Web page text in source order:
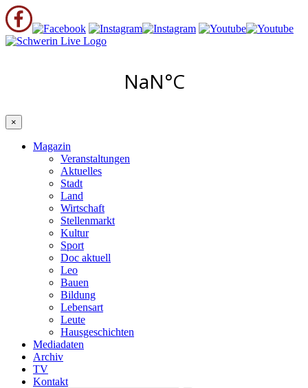
×
Magazin
Veranstaltungen
Aktuelles
Stadt
Land
Wirtschaft
Stellenmarkt
Kultur
Sport
Doc aktuell
Leo
Bauen
Bildung
Lebensart
Leute
Hausgeschichten
Mediadaten
Archiv
TV
Kontakt